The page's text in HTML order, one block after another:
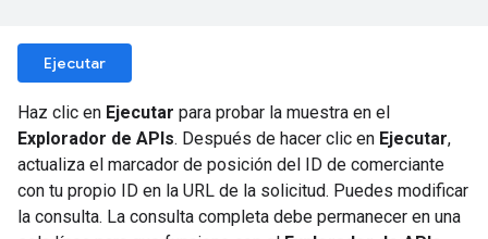
Ejecutar
Haz clic en Ejecutar para probar la muestra en el
Explorador de APIs. Después de hacer clic en Ejecutar,
actualiza el marcador de posición del ID de comerciante
con tu propio ID en la URL de la solicitud. Puedes modificar
la consulta. La consulta completa debe permanecer en una